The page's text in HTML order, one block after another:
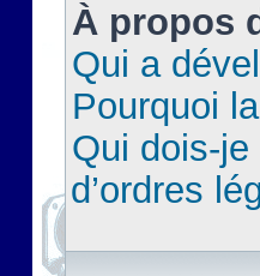
À propos
Qui a
Pourquoi
Qui dois-je
d’ordres